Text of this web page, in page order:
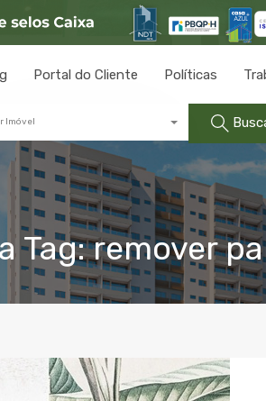
Portal do Cliente Políticas
Imóvel
Tag: remover